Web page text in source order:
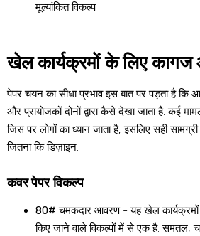
मूल्यांकित विकल्प
खेल कार्यक्रमों के लिए
पेपर चयन का सीधा प्रभाव इस बात पर पड़ता है कि
और प्रायोजकों दोनों द्वारा कैसे देखा जाता है. कई
जिस पर लोगों का ध्यान जाता है, इसलिए सही
जितना कि डिज़ाइन.
कवर पेपर विकल्प
80# चमकदार आवरण- यह खेल
किए जाने वाले विकल्पों में से एक है. समतल,